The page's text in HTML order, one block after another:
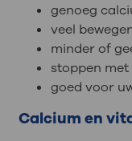
genoeg
veel
minder of
stoppen
goed voor
Calcium en